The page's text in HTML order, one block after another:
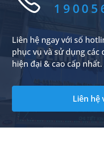
Liên hệ ngay với số
phục vụ và sử dụng
hiện đại & cao cấp nhất.
Liên hệ